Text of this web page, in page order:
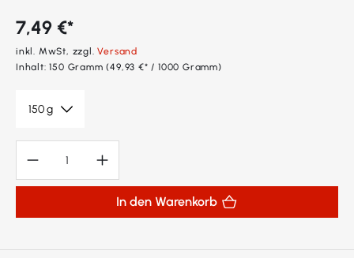
7,49 €*
inkl. MwSt, zzgl.Versand
Inhalt:150 Gramm(49,93 €* / 1000 Gramm)
In den Warenkorb